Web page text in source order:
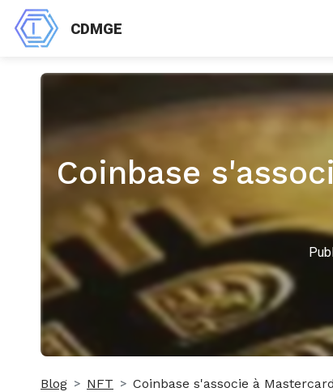
CDMGE
Coinbase
Blog NFT Coinbase s'associe à